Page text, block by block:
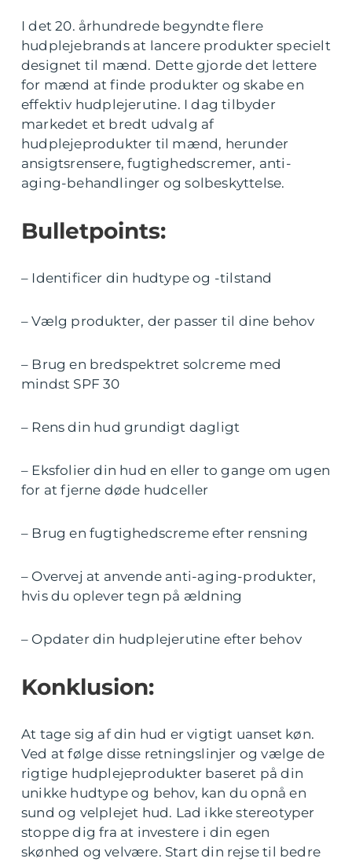
I det 20. århundrede begyndte flere
hudplejebrands at lancere produkter specielt
designet til mænd. Dette gjorde det lettere
for mænd at finde produkter og skabe en
effektiv hudplejerutine. I dag tilbyder
markedet et bredt udvalg af
hudplejeprodukter til mænd, herunder
ansigtsrensere, fugtighedscremer, anti-
aging-behandlinger og solbeskyttelse.
Bulletpoints:
– Identificer din hudtype og -tilstand
– Vælg produkter, der passer til dine behov
– Brug en bredspektret solcreme med
mindst SPF 30
– Rens din hud grundigt dagligt
– Eksfolier din hud en eller to gange om ugen
for at fjerne døde hudceller
– Brug en fugtighedscreme efter rensning
– Overvej at anvende anti-aging-produkter,
hvis du oplever tegn på ældning
– Opdater din hudplejerutine efter behov
Konklusion:
At tage sig af din hud er vigtigt uanset køn.
Ved at følge disse retningslinjer og vælge de
rigtige hudplejeprodukter baseret på din
unikke hudtype og behov, kan du opnå en
sund og velplejet hud. Lad ikke stereotyper
stoppe dig fra at investere i din egen
skønhed og velvære. Start din rejse til bedre